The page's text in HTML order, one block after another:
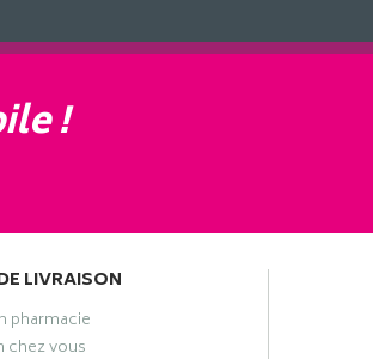
!
LIVRAISON
pharmacie
chez vous